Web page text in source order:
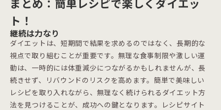
ト！
継続は力なり
ダイエットは、短期間で結果を求めるのではなく、長期的な
視点で取り組むことが重要です。無理な食事制限や激しい運
動は、一時的には体重減少につながるかもしれませんが、長
続きせず、リバウンドのリスクを高めます。簡単で美味しい
レシピを取り入れながら、無理なく続けられるダイエット方
法を見つけることが、成功への鍵となります。レシピサイト